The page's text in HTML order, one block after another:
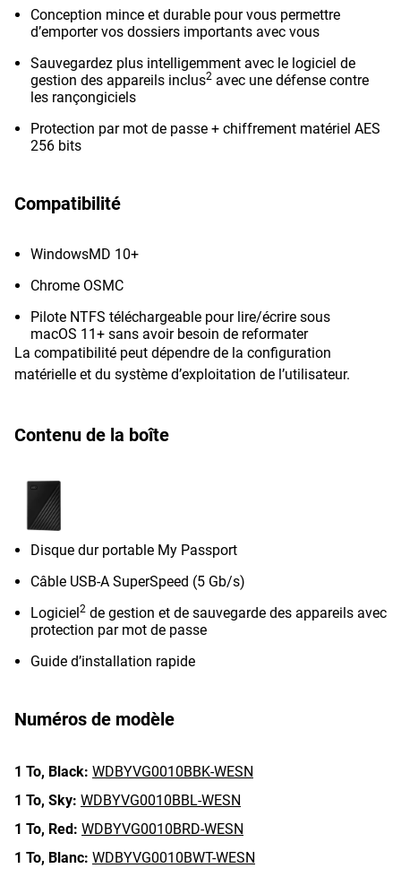
Conception mince et durable pour vous permettre
d’emporter vos dossiers importants avec vous
Sauvegardez plus intelligemment avec le logiciel de
gestion des appareils inclus2 avec une défense contre
les rançongiciels
Protection par mot de passe + chiffrement matériel AES
256 bits
Compatibilité
WindowsMD 10+
Chrome OSMC
Pilote NTFS téléchargeable pour lire/écrire sous
macOS 11+ sans avoir besoin de reformater
La compatibilité peut dépendre de la configuration
matérielle et du système d’exploitation de l’utilisateur.
Contenu de la boîte
Disque dur portable My Passport
Câble USB-A SuperSpeed (5 Gb/s)
Logiciel2 de gestion et de sauvegarde des appareils avec
protection par mot de passe
Guide d’installation rapide
Numéros de modèle
1 To, Black: WDBYVG0010BBK-WESN
1 To, Sky: WDBYVG0010BBL-WESN
1 To, Red: WDBYVG0010BRD-WESN
1 To, Blanc: WDBYVG0010BWT-WESN